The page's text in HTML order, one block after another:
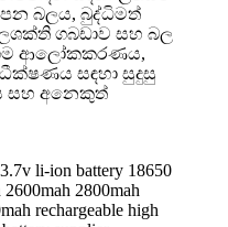
බලය, බුද්ධිමත්
ගබඩාව සහ බල
ආලෝකකරණය,
සඳහා සුදුසු
සහ අනෙකුත්